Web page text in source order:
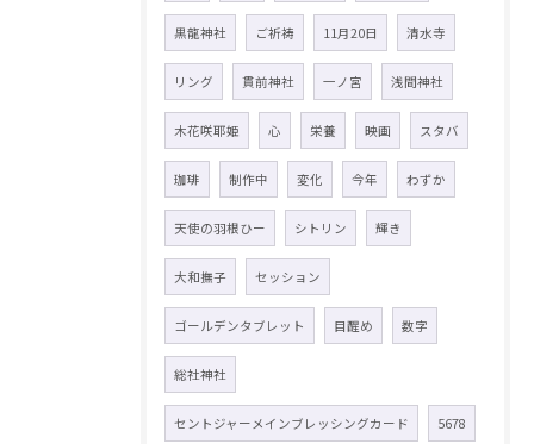
黒龍神社 ご祈祷 11月20日 清水寺
リング 貫前神社 一ノ宮 浅間神社
木花咲耶姫 心 栄養 映画 スタバ
珈琲 制作中 変化 今年 わずか
天使の羽根ひー シトリン 輝き
大和撫子 セッション
ゴールデンタブレット 目醒め 数字
総社神社
セントジャーメインブレッシングカード 5678